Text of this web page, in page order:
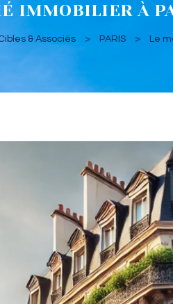
IMMOBILIER À
& Associés > PARIS > Le